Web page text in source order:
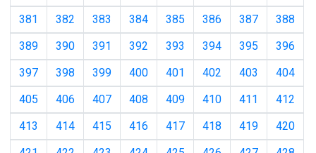
381
382 383 384 385 386 387
388
389
390 391 392 393 394 395
396
397
398 399 400 401 402 403
404
405
406 407 408 409 410 411
412
413
414 415 416 417 418 419
420